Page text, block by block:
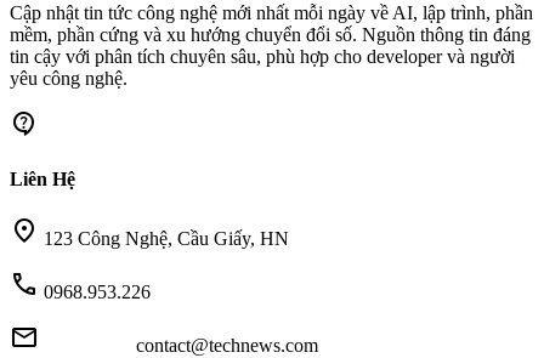
Cập nhật tin tức công nghệ mới nhất mỗi ngày về AI, lập trình, phần
mềm, phần cứng và xu hướng chuyển đổi số. Nguồn thông tin đáng
tin cậy với phân tích chuyên sâu, phù hợp cho developer và người
yêu công nghệ.
contact_support
Liên Hệ
location_on 123 Công Nghệ, Cầu Giấy, HN
call 0968.953.226
mail contact@technews.com